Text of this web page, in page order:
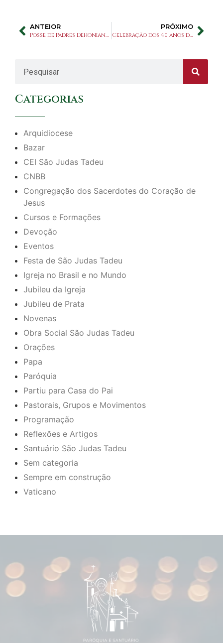
ANTEIOR
Posse de Padres Dehonianos da Província Brasil São Paulo
PRÓXIMO
Celebração dos 40 anos do Atendimento Psicológico do Santuário São Judas Tadeu
Categorias
Arquidiocese
Bazar
CEI São Judas Tadeu
CNBB
Congregação dos Sacerdotes do Coração de
Jesus
Cursos e Formações
Devoção
Eventos
Festa de São Judas Tadeu
Igreja no Brasil e no Mundo
Jubileu da Igreja
Jubileu de Prata
Novenas
Obra Social São Judas Tadeu
Orações
Papa
Paróquia
Partiu para Casa do Pai
Pastorais, Grupos e Movimentos
Programação
Reflexões e Artigos
Santuário São Judas Tadeu
Sem categoria
Sempre em construção
Vaticano